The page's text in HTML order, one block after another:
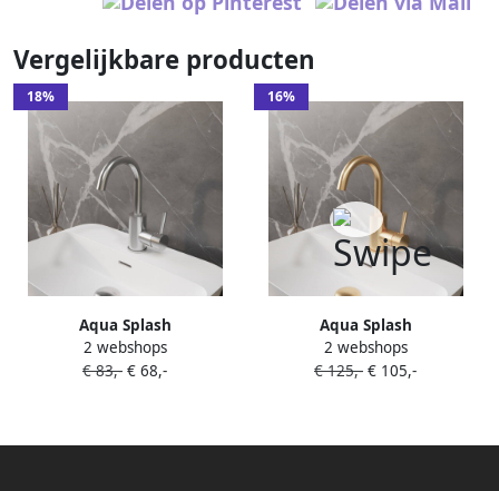
Vergelijkbare producten
18%
Aqua Splash
Wastafelmengkraan Auqa
Splash Colorato Ensy
2 webshops
€ 83,- € 68,-
16%
Aqua Splash
Wastafelmengkraan Boss &
Wessing Colorato Ensy
2 webshops
€ 125,- € 105,-